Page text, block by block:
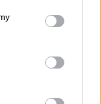
You may click to
party tags to
in below Google
–
σταθμό την
των